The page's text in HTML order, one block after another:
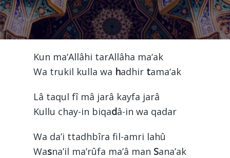
Kun ma‘Allâhi tarAllâha ma‘ak
Wa trukil kulla wa hadhir tama‘ak
Lâ taqul fî mâ jarâ kayfa jarâ
Kullu chay-in biqadâ-in wa qadar
Wa da’i ttadhbîra fil-amri lahû
Wasna’il ma’rûfa ma’â man Sana’ak